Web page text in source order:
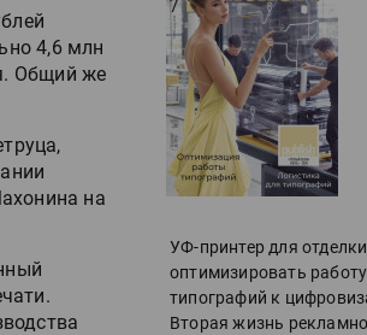
4,6 млн
Общий же
на
УФ-принтер для
оптимизировать
типографий к
Вторая жизнь